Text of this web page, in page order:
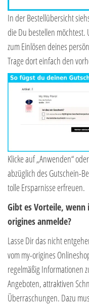
In der Bestellübersicht
die Du bestellen
zum Einlösen deines
Trage dort einfach den
Klicke auf „Anwenden“
abzüglich des Gutschein-
tolle Ersparnisse erfreuen.
Gibt es Vorteile,
origines anmelde?
Lasse Dir das nicht
vom my-origines
regelmäßig Informationen
Angeboten, attraktiven
Überraschungen. Dazu